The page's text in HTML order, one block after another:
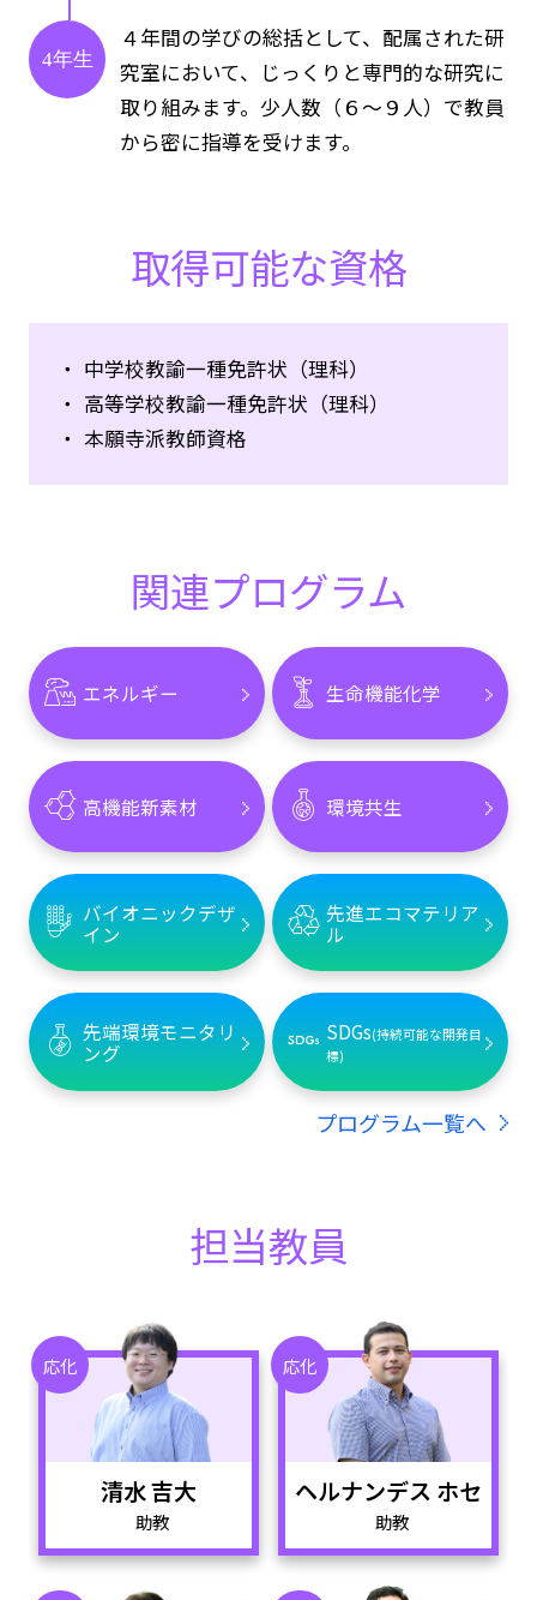
4年生
４年間の学びの総括として、配属された研
究室において、じっくりと専門的な研究に
取り組みます。少人数（６～９人）で教員
から密に指導を受けます。
取得可能な資格
中学校教諭一種免許状（理科）
高等学校教諭一種免許状（理科）
本願寺派教師資格
関連プログラム
エネルギー 生命機能化学
高機能新素材 環境共生
バイオニックデザ
イン
先進エコマテリア
ル
先端環境モニタリ
ング
SDGs(持続可能な開発目
標)
プログラム一覧へ
担当教員
応化
清水 吉大
助教
応化
ヘルナンデス ホセ
助教